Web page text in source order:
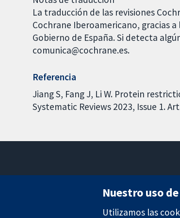
La traducción de las revisiones
Cochrane Iberoamericano, gracias
Gobierno de España. Si detecta
comunica@cochrane.es.
Referencia
Jiang S, Fang J, Li W. Protein
Systematic Reviews 2023, Issue 1.
Nuestro uso
Utilizamos las